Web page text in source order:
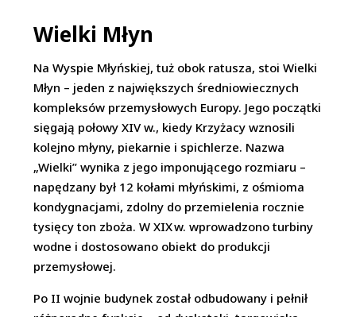
Wielki Młyn
Na Wyspie Młyńskiej, tuż obok ratusza, stoi Wielki
Młyn – jeden z największych średniowiecznych
kompleksów przemysłowych Europy. Jego początki
sięgają połowy XIV w., kiedy Krzyżacy wznosili
kolejno młyny, piekarnie i spichlerze. Nazwa
„Wielki” wynika z jego imponującego rozmiaru –
napędzany był 12 kołami młyńskimi, z ośmioma
kondygnacjami, zdolny do przemielenia rocznie
tysięcy ton zboża. W XIX w. wprowadzono turbiny
wodne i dostosowano obiekt do produkcji
przemysłowej.
Po II wojnie budynek został odbudowany i pełnił